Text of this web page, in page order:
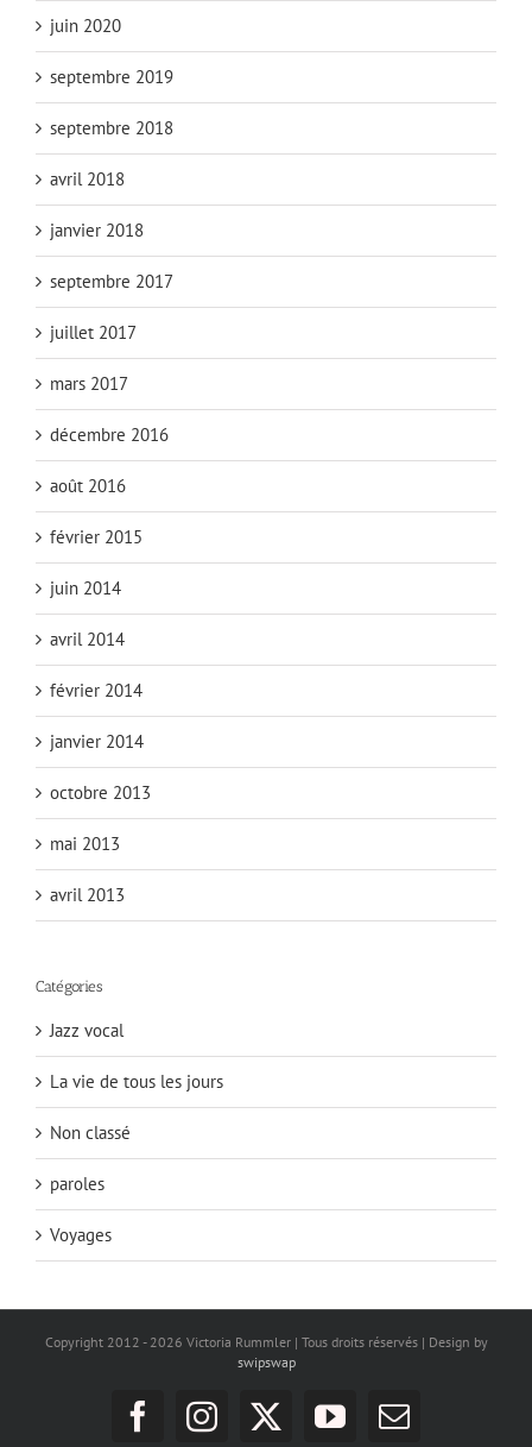
juin 2020
septembre 2019
septembre 2018
avril 2018
janvier 2018
septembre 2017
juillet 2017
mars 2017
décembre 2016
août 2016
février 2015
juin 2014
avril 2014
février 2014
janvier 2014
octobre 2013
mai 2013
avril 2013
Catégories
Jazz vocal
La vie de tous les jours
Non classé
paroles
Voyages
Copyright 2012 - 2026 Victoria Rummler | Tous droits réservés | Design by
swipswap
FacebookInstagram
X YouTube
Email